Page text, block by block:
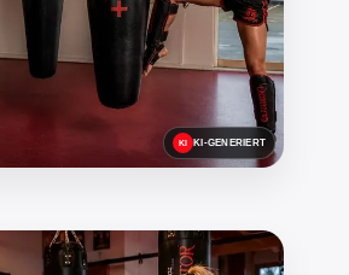
KI-GENERIERT